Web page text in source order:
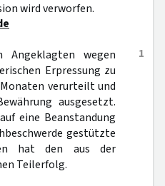
wird verworfen.
1
Angeklagten wegen
Erpressung zu
verurteilt und
ausgesetzt.
eine Beanstandung
gestützte
hat den aus der
Teilerfolg.